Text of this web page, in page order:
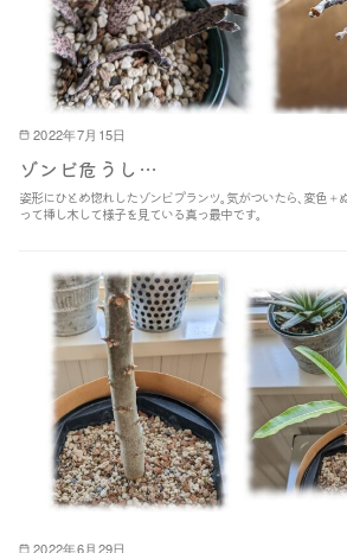
2022年7月15日
ゾンビ危うし…
姿形にひとめ惚れしたゾンビプランツ｡気がついたら､変色＋
って挿し木して様子を見ている真っ最中です｡
2022年6月29日